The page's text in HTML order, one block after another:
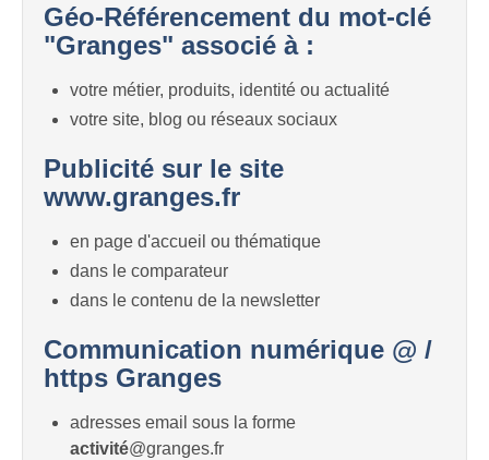
Géo-Référencement du mot-clé
"Granges" associé à :
votre métier, produits, identité ou actualité
votre site, blog ou réseaux sociaux
Publicité sur le site
www.granges.fr
en page d'accueil ou thématique
dans le comparateur
dans le contenu de la newsletter
Communication numérique @ /
https Granges
adresses email sous la forme
activité@granges.fr